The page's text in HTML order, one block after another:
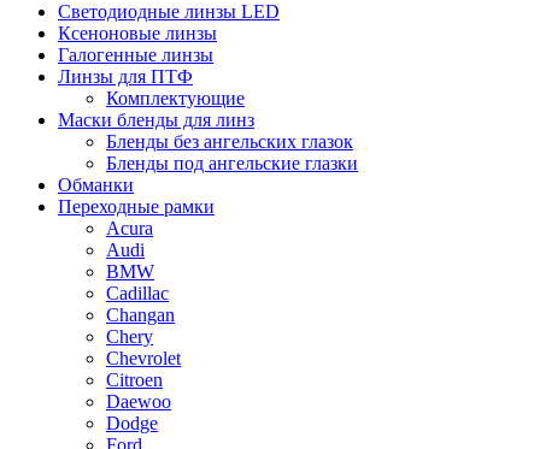
Светодиодные линзы LED
Ксеноновые линзы
Галогенные линзы
Линзы для ПТФ
Комплектующие
Маски бленды для линз
Бленды без ангельских глазок
Бленды под ангельские глазки
Обманки
Переходные рамки
Acura
Audi
BMW
Cadillac
Changan
Chery
Chevrolet
Citroen
Daewoo
Dodge
Ford